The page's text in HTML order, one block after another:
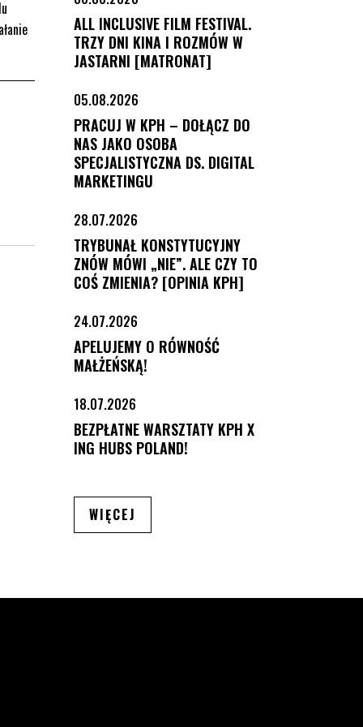
ALL INCLUSIVE FILM FESTIVAL.
TRZY DNI KINA I ROZMÓW W
JASTARNI [MATRONAT]
05.08.2026
PRACUJ W KPH – DOŁĄCZ DO
NAS JAKO OSOBA
SPECJALISTYCZNA DS. DIGITAL
MARKETINGU
28.07.2026
TRYBUNAŁ KONSTYTUCYJNY
ZNÓW MÓWI „NIE”. ALE CZY TO
COŚ ZMIENIA? [OPINIA KPH]
24.07.2026
APELUJEMY O RÓWNOŚĆ
MAŁŻEŃSKĄ!
18.07.2026
BEZPŁATNE WARSZTATY KPH X
ING HUBS POLAND!
WIĘCEJ